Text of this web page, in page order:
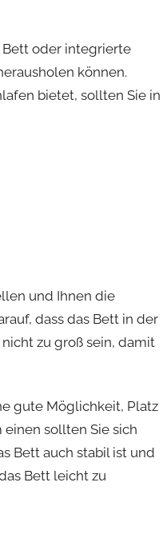
Bett oder integrierte
können.
bietet, sollten Sie in
und Ihnen die
dass das Bett in der
zu groß sein, damit
gute Möglichkeit, Platz
sollten Sie sich
Bett auch stabil ist und
Bett leicht zu